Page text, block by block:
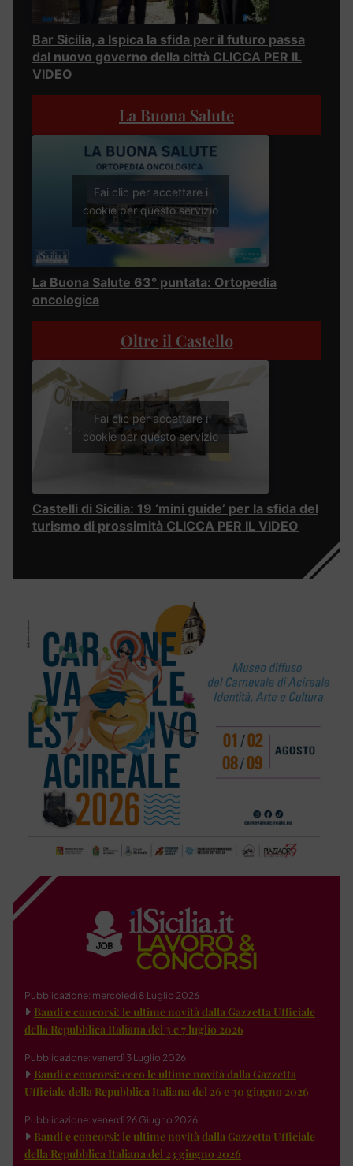
Bar Sicilia, a Ispica la sfida per il futuro passa
dal nuovo governo della città CLICCA PER IL
VIDEO
La Buona Salute
Fai clic per accettare i
cookie per questo servizio
La Buona Salute 63° puntata: Ortopedia
oncologica
Oltre il Castello
Fai clic per accettare i
cookie per questo servizio
Castelli di Sicilia: 19 ‘mini guide’ per la sfida del
turismo di prossimità CLICCA PER IL VIDEO
Pubblicazione: mercoledì 8 Luglio 2026
Bandi e concorsi: le ultime novità dalla Gazzetta Ufficiale
della Repubblica Italiana del 3 e 7 luglio 2026
Pubblicazione: venerdì 3 Luglio 2026
Bandi e concorsi: ecco le ultime novità dalla Gazzetta
Ufficiale della Repubblica Italiana del 26 e 30 giugno 2026
Pubblicazione: venerdì 26 Giugno 2026
Bandi e concorsi: le ultime novità dalla Gazzetta Ufficiale
della Repubblica Italiana del 23 giugno 2026